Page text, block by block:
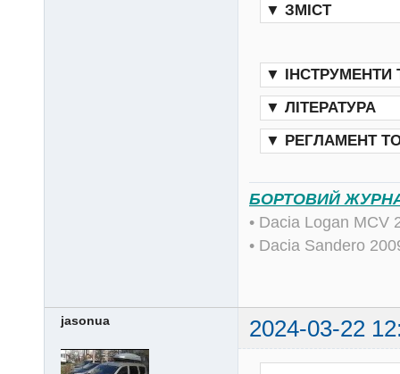
▼ ЗМІСТ
▼
▼ ЛІТЕРАТУРА
▼ РЕГЛАМЕНТ
БОРТОВИЙ
• Dacia Logan
• Dacia Sandero
jasonua 2024-03-22